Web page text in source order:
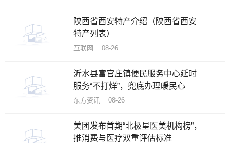
陕西省西安特产介绍（陕西省西安
特产列表）
互联网 08-26
沂水县富官庄镇便民服务中心延时
服务“不打烊”，兜底办理暖民心
东方资讯 08-26
美团发布首期“北极星医美机构榜”，
推消费与医疗双重评估标准